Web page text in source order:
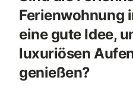
Ferienwohnung
eine gute Idee,
luxuriösen
genießen?